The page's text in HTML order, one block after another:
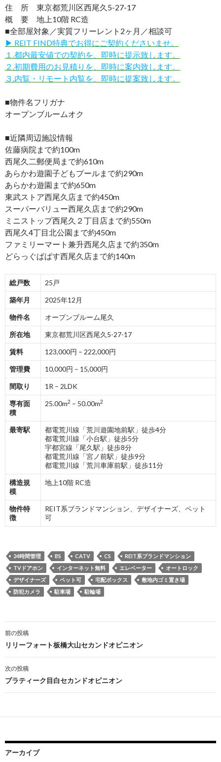
住 所 東京都荒川区西尾久5-27-17
概 要 地上10階 RC造
■全部屋対象／実質フリーレント2ヶ月／相談可
▶ REIT FIND特典でお得にご契約くださいませ。
１.都内最安値での契約を、即時に提示致します。
２.初期費用のお見積りを、即時に案内致します。
３.内覧・リモート内覧を、即時に提案致します。
■物件名フリガナ
オープンブルームオク
■近隣周辺施設情報
佐藤病院まで約100m
西尾久二郵便局まで約610m
あらかわ遊園子どもプールまで約290m
あらかわ遊園まで約650m
東武ストア西尾久店まで約450m
スーパーバリュー西尾久店まで約290m
ミニストップ西尾久２丁目店まで約550m
西尾久4丁目北公園まで約450m
ファミリーマート兼升西尾久店まで約350m
どらっぐぱぱす西尾久店まで約140m
総戸数 25戸
築年月 2025年12月
物件名 オープンブルーム尾久
所在地 東京都荒川区西尾久5-27-17
賃料 123,000円 – 222,000円
管理費 10,000円 – 15,000円
間取り 1R – 2LDK
専有面
積
25.00m2 – 50.00m2
最寄駅
都電荒川線「荒川遊園地前駅」徒歩4分
都電荒川線「小台駅」徒歩5分
宇都宮線「尾久駅」徒歩8分
都電荒川線「宮ノ前駅」徒歩9分
都電荒川線「荒川車庫前駅」徒歩11分
構造規
模
地上10階 RC造
物件特
徴
REIT系ブランドマンション、デザイナーズ、ペット
可
24時間管理 BS CATV CS
REIT系ブランドマンション
TVドアホン
インターネット無料 エレベーター
オートロック
デザイナーズ
ペット可 宅配ボックス
敷地内ゴミ置き場
防犯カメラ
駐車場 駐輪場
投
稿
ナ
ビ
ゲ
ー
ョ
前の投稿
リリーフォート板橋大山セカンドオピニオン
次の投稿
プラティーク目白セカンドオピニオン
アーカイブ